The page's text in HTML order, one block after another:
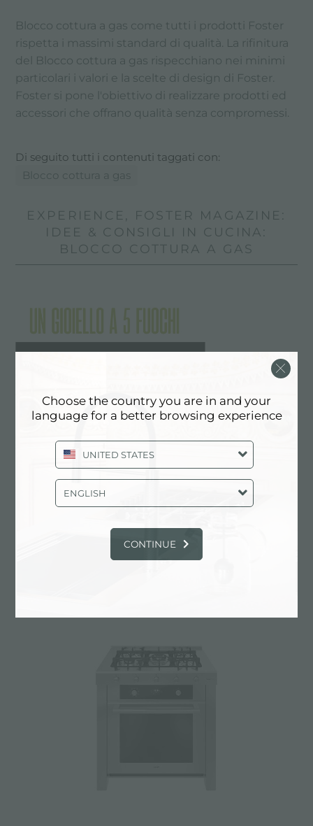
Blocco cottura a gas come tutti i prodotti Foster
rispetta i massimi standard di qualità. La rifinitura
del Blocco cottura a gas rispecchiano nei minimi
particolari i valori e la scelte di design di Foster.
Foster si pone l'obiettivo di realizzare prodotti ed
accessori che offrano qualità senza compromessi.
Di seguito tutti i contenuti taggati con:
Blocco cottura a gas
EXPERIENCE, FOSTER MAGAZINE:
IDEE & CONSIGLI IN CUCINA:
BLOCCO COTTURA A GAS
Foster sulle pagine di Ambiente Cucina N° 258
Choose the country you are in and your
language for a better browsing experience
UNITED STATES
ENGLISH
CONTINUE